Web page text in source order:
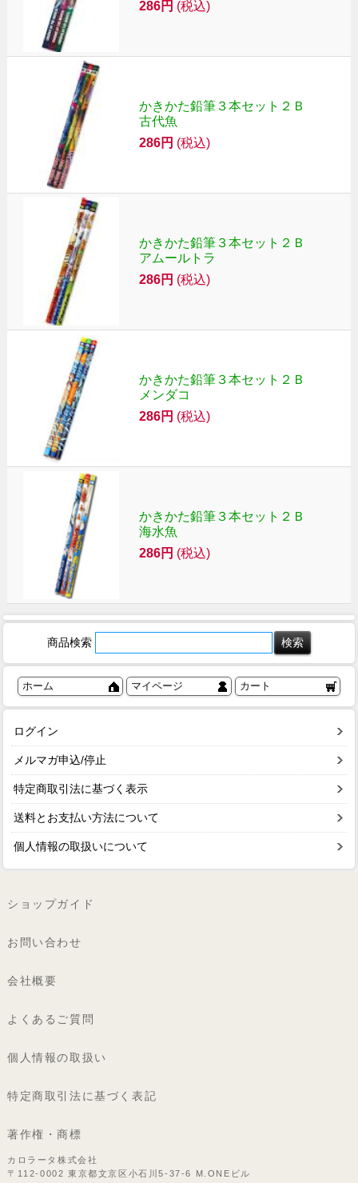
286円 (税込)
かきかた鉛筆３本セット２Ｂ
古代魚
286円 (税込)
かきかた鉛筆３本セット２Ｂ
アムールトラ
286円 (税込)
かきかた鉛筆３本セット２Ｂ
メンダコ
286円 (税込)
かきかた鉛筆３本セット２Ｂ
海水魚
286円 (税込)
商品検索
ホーム マイページ カート
ログイン
メルマガ申込/停止
特定商取引法に基づく表示
送料とお支払い方法について
個人情報の取扱いについて
ショップガイド
お問い合わせ
会社概要
よくあるご質問
個人情報の取扱い
特定商取引法に基づく表記
著作権・商標
カロラータ株式会社
〒112-0002 東京都文京区小石川5-37-6 M.ONEビル